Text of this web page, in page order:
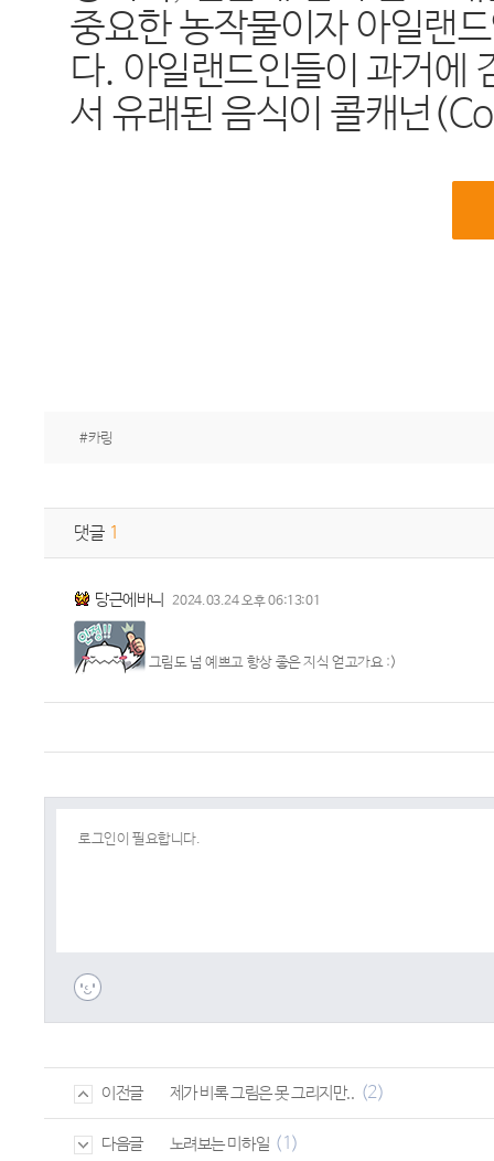
중요한 농작물이자 아일랜
다. 아일랜드인들이 과거에
서 유래된 음식이 콜캐넌
#카링
댓글 1
당근에바니 2024.03.24 오후 06:13:01
그림도 넘 예쁘고 항상 좋은 지식 얻고가요 :)
이전글 제가 비록 그림은 못 그리지만.. (2)
다음글 노려보는 미하일 (1)